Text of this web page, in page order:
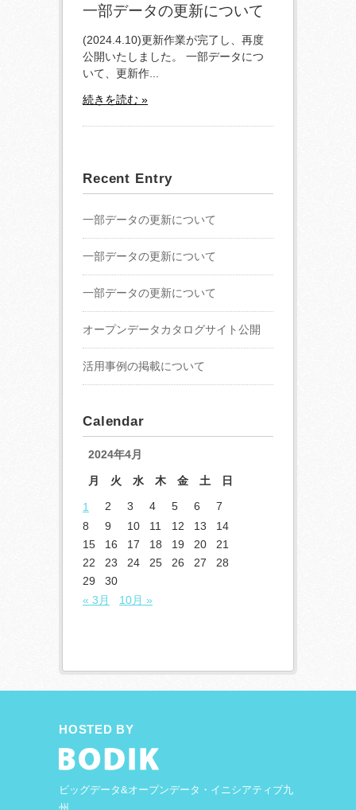
一部データの更新について
(2024.4.10)更新作業が完了し、再度
公開いたしました。 一部データにつ
いて、更新作...
続きを読む »
Recent Entry
一部データの更新について
一部データの更新について
一部データの更新について
オープンデータカタログサイト公開
活用事例の掲載について
Calendar
2024年4月
月 火 水 木 金 土 日
1 2 3 4 5 6
7
8
9 10 11 12 13
14
15
16 17 18 19 20
21
22
23 24 25 26 27
28
29
30
« 3月
10月 »
HOSTED BY
ビッグデータ&オープンデータ・イニシアティブ九